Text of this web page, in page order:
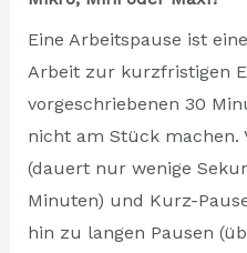
Eine Arbeitspause ist
Arbeit zur kurzfristigen
vorgeschriebenen 30
nicht am Stück machen.
(dauert nur wenige
Minuten) und Kurz-
hin zu langen Pausen